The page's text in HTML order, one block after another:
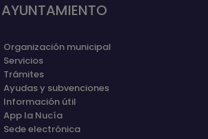
AYUNTAMIENTO
Organización municipal
Servicios
Trámites
Ayudas y subvenciones
Información útil
App la Nucía
Sede electrónica